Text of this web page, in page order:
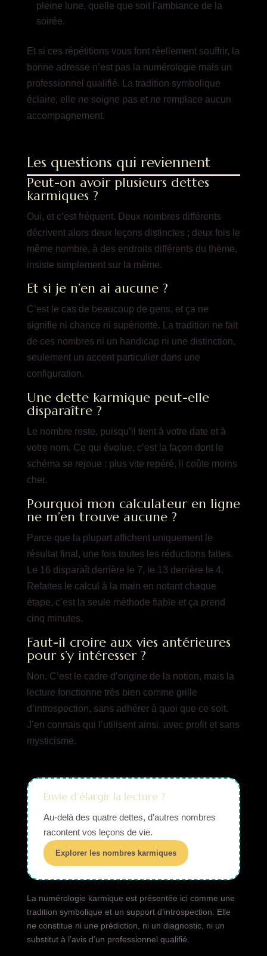
pleine lune, quelle que soit l’ambiance de la
soirée.
Et si ces répétitions vous font réellement souffrir, la
bonne adresse n’est pas la numérologie mais un
professionnel qualifié. La tradition symbolique
éclaire, elle ne soigne pas et ne remplace aucun
accompagnement.
Les questions qui reviennent
Peut-on avoir plusieurs dettes
karmiques ?
Oui, et c’est fréquent. Deux nombres différents
décrivent alors deux leçons distinctes ; deux fois le
même nombre, à des endroits différents du thème,
insiste simplement sur la même.
Et si je n’en ai aucune ?
C’est le cas de beaucoup de gens, et ça ne
signifie ni chance ni supériorité. La tradition ne fait
de ces nombres ni un handicap ni une distinction,
seulement un accent particulier dans une
configuration.
Une dette karmique peut-elle
disparaître ?
Le nombre reste, puisqu’il tient à votre date et à
votre nom. Ce qui évolue, c’est la façon dont le
schéma se rejoue : plus vite repéré, il coûte moins
cher.
Pourquoi mon calculateur en ligne
ne m’en trouve aucune ?
Parce que la plupart affichent uniquement le
résultat final, une fois toutes les réductions faites.
Le 16 disparaît derrière le 7, le 13 derrière le 4.
Refaites le calcul à la main en notant chaque
étape, c’est la seule méthode fiable et ça prend
cinq minutes.
Faut-il croire aux vies antérieures
pour s’y intéresser ?
Non. C’est le cadre d’origine de la notion, mais la
lecture fonctionne très bien comme grille
d’introspection, sans adhérer à quoi que ce soit.
J’en connais qui l’utilisent ainsi, avec profit et sans
mysticisme.
Envie d’élargir la lecture ?
Au-delà des quatre dettes, d’autres nombres
racontent vos leçons de vie.
Explorer les nombres karmiques
La numérologie karmique est présentée ici comme une
tradition symbolique et un support d’introspection. Elle
ne constitue ni une prédiction, ni un diagnostic, ni un
substitut à l’avis d’un professionnel qualifié.